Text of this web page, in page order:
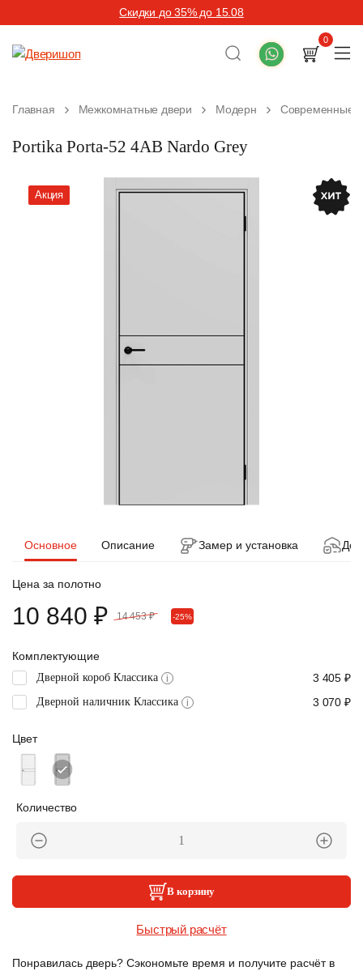
Скидки до 35% до 15.08
0
Главная Межкомнатные двери Модерн Современные
Portika Porta-52 4AB Nardo Grey
Акция
Основное Описание Замер и установка
Комплектующие
Дверной короб Классика i 3 405 ₽
Дверной наличник Классика i 3 070 ₽
Цвет
Количество
Цена за полотно
10 840 ₽ 14 453 ₽ -25%
В корзину
Быстрый расчёт
Понравилась дверь? Сэкономьте время и получите расчёт в